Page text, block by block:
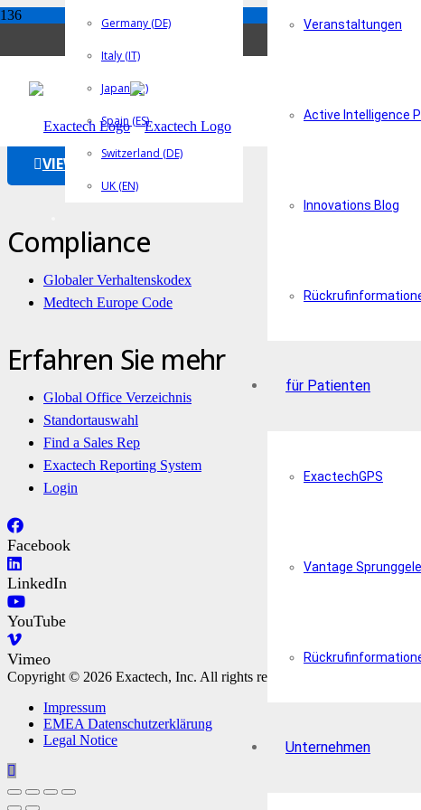
Germany (DE)
Italy (IT)
Japan (JP)
Spain (ES)
Switzerland (DE)
UK (EN)
Veranstaltungen
Active Intelligence
Innovations Blog
für Patienten
ExactechGPS
Vantage
Unternehmen
Exactech Ankle
VIEW THIS
Compliance
Globaler Verhaltenskodex
Medtech Europe Code
Erfahren Sie mehr
Global Office Verzeichnis
Standortauswahl
Find a Sales Rep
Exactech Reporting System
Login
Facebook
LinkedIn
YouTube
Vimeo
Copyright © 2026 Exactech, Inc. All rights reserved.
Impressum
EMEA Datenschutzerklärung
Legal Notice